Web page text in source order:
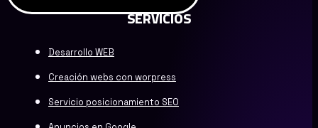
SERVICIOS
Desarrollo WEB
Creación webs con worpress
Servicio posicionamiento SEO